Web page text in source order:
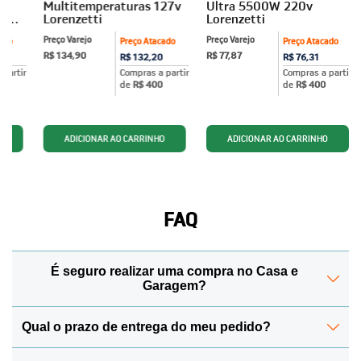
partir
Multitemperaturas 127v
Lorenzetti
Preço Atacado
R$ 132,20
Compras a partir
de R$ 400
Preço Varejo
R$ 134,90
Ultra 5500W 220v
Lorenzetti
Preço Atacado
R$ 76,31
Compras a partir
de R$ 400
Preço Varejo
R$ 77,87
FAQ
É seguro realizar uma compra no Casa e
Garagem?
Sim! Para manter todos os seus dados protegidos, a
Casa e Garagem conta com o Certificado de Segurança
Qual o prazo de entrega do meu pedido?